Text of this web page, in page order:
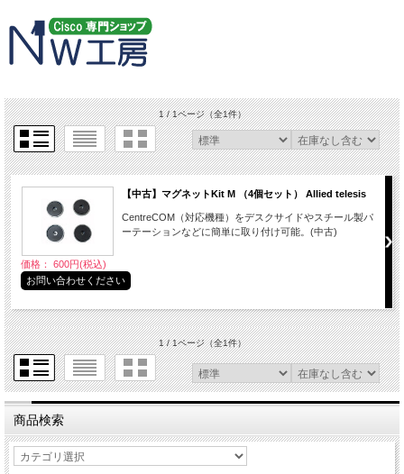
1 / 1ページ（全1件）
【中古】マグネットKit M （4個セット） Allied telesis
CentreCOM（対応機種）をデスクサイドやスチール製パ
ーテーションなどに簡単に取り付け可能。(中古)
価格： 600円(税込)
お問い合わせください
1 / 1ページ（全1件）
商品検索